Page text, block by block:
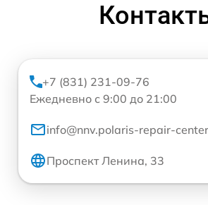
+7 (831) 231-09-76
Ежедневно с 9:00 до 21:00
info@nnv.polaris-repair-
Проспект Ленина, 33